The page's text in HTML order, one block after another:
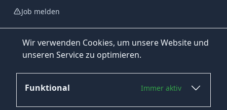
Wir verwenden Cookies, um unsere Website und
unseren Service zu optimieren.
Funktional Immer aktiv
Job melden
Jetzt bewerben